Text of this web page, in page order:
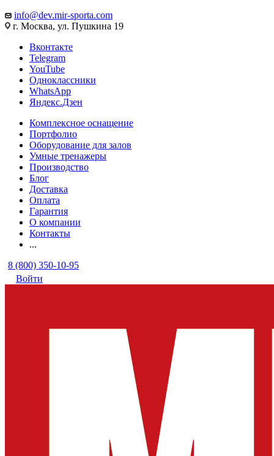
info@dev.mir-sporta.com
г. Москва, ул. Пушкина 19
Вконтакте
Telegram
YouTube
Одноклассники
WhatsApp
Яндекс.Дзен
Комплексное оснащение
Портфолио
Оборудование для залов
Умные тренажеры
Производство
Блог
Доставка
Оплата
Гарантия
О компании
Контакты
...
8 (800) 350-10-95
Войти